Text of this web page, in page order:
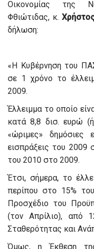
Οικονομίας της
Φθιώτιδας, κ.
δήλωση:
«Η Κυβέρνηση του
σε 1 χρόνο το
2009.
Έλλειμμα το οποίο
κατά 8,8 δισ. ευρώ
«ώριμες» δημόσιες
εισπράξεις του 2009
του 2010 στο 2009.
Έτσι, σήμερα, το
περίπου στο 15%
Προσχέδιο του
(τον Απρίλιο), από
Σταθερότητας και
Όμως, η Έκθεση